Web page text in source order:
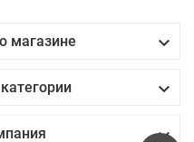
магазине 

